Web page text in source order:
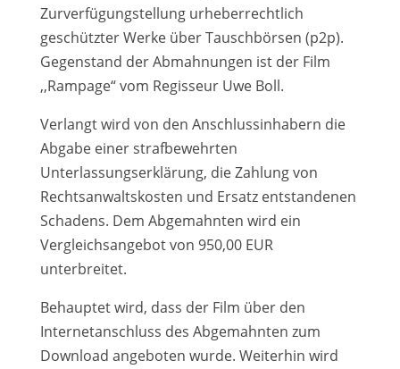
Zurverfügungstellung urheberrechtlich
geschützter Werke über Tauschbörsen (p2p).
Gegenstand der Abmahnungen ist der Film
,,Rampage“ vom Regisseur Uwe Boll.
Verlangt wird von den Anschlussinhabern die
Abgabe einer strafbewehrten
Unterlassungserklärung, die Zahlung von
Rechtsanwaltskosten und Ersatz entstandenen
Schadens. Dem Abgemahnten wird ein
Vergleichsangebot von 950,00 EUR
unterbreitet.
Behauptet wird, dass der Film über den
Internetanschluss des Abgemahnten zum
Download angeboten wurde. Weiterhin wird